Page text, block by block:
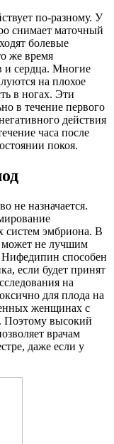
по-разному. У
снимает маточный
болевые
же время
и сердца. Многие
на плохое
в ногах. Эти
в течение первого
действия
часа после
покоя.
не назначается.
систем эмбриона. В
может не лучшим
Нифедипин способен
если будет принят
на
для плода на
женщинах с
Поэтому высокий
врачам
даже если у